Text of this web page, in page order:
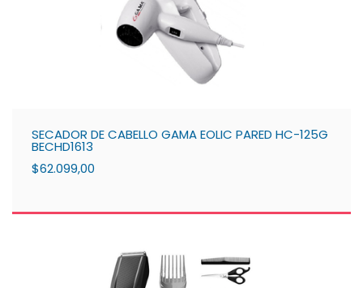
SECADOR DE CABELLO GAMA EOLIC PARED HC-125G
BECHD1613
$62.099,00